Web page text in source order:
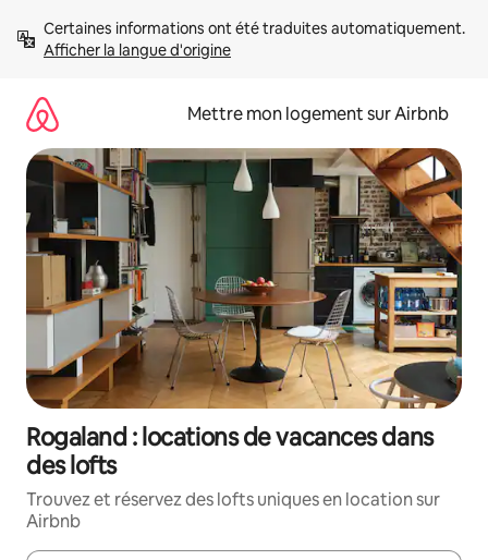
directement
Afficher la langue d'origine
Mettre mon logement sur Airbnb
Rogaland : locations de vacances dans
des lofts
Trouvez et réservez des lofts uniques en location sur
Airbnb